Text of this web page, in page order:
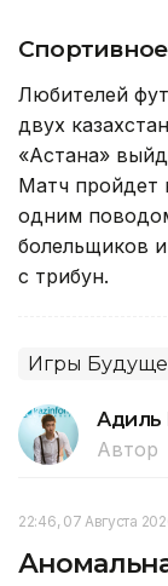
Любителей
двух
«Астана»
Матч пройдет
одним
болельщиков
с трибун.
Игры
Адиль
Автор
22:46, 07 Августа